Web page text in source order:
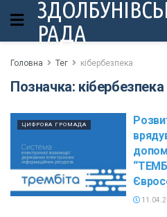
РАДА
Головна Тег кібербезпека
Позначка: кібербезпека
ЦИФРОВА ГРОМАДА